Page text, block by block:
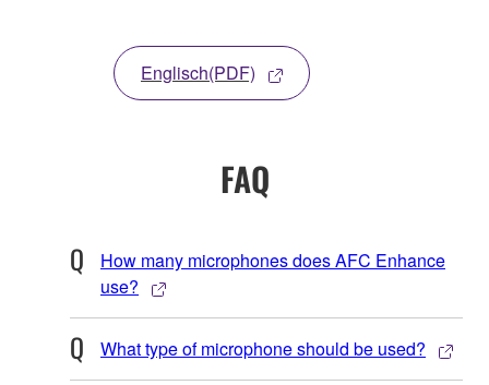
Englisch(PDF)
FAQ
How many microphones does AFC Enhance
use?
What type of microphone should be used?